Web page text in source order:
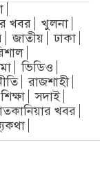
খবর
খুলনা
জাতীয়
ঢাকা
ভিডিও
রাজশাহী
শিক্ষা
সদাই
খবর